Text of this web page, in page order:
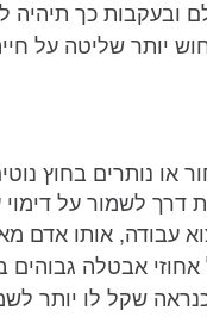
כך תיהיה
יותר שליטה על
נותרים בחוץ
דרך לשמור על דימוי
עבודה, אותו אדם
אבטלה
שקל לו יותר